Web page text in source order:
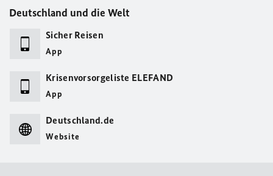
Deutschland und die Welt
Sicher Reisen
App
Krisenvorsorgeliste ELEFAND
App
Deutschland.de
Website